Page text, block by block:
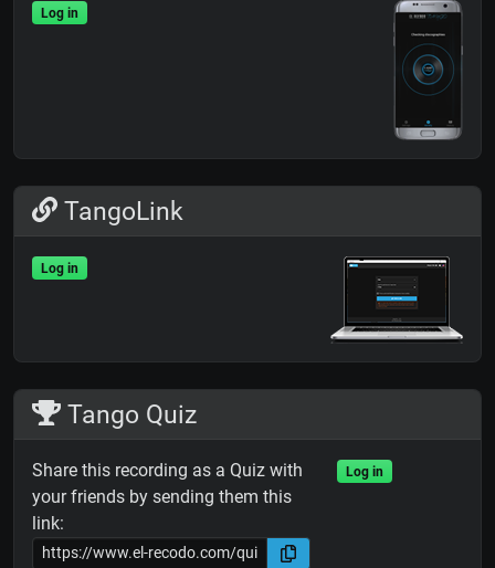
Log in
TangoLink
Log in
Tango Quiz
Share this recording as a Quiz with
your friends by sending them this
link:
Log in